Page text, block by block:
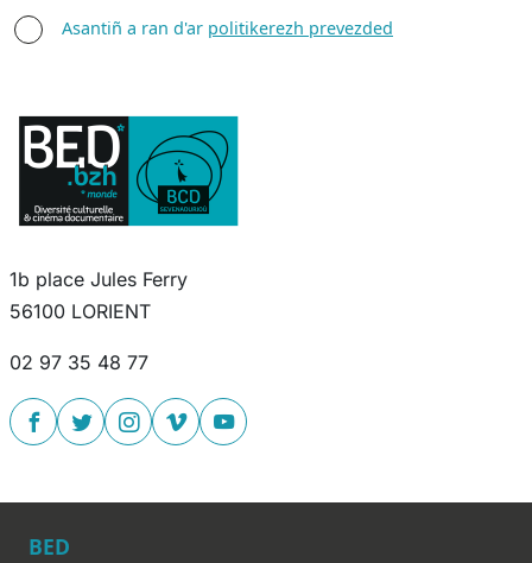
ASANTIÑAsantiñ a ran d'ar politikerezh prevezded
1b place Jules Ferry
56100 LORIENT
02 97 35 48 77
BED